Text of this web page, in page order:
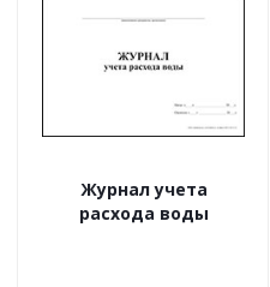
Журнал учета
расхода воды